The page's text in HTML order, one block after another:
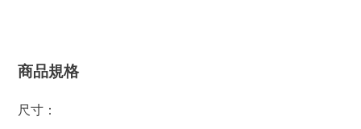
商品規格
尺寸：